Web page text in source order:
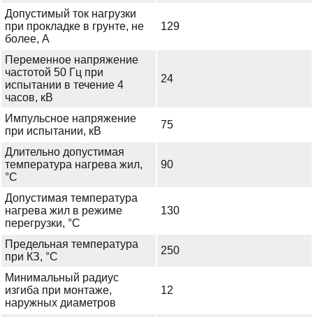
Допустимый ток нагрузки
при прокладке в грунте, не
более, А
129
Переменное напряжение
частотой 50 Гц при
испытании в течение 4
часов, кВ
24
Импульсное напряжение
при испытании, кВ
75
Длительно допустимая
температура нагрева жил,
°С
90
Допустимая температура
нагрева жил в режиме
перегрузки, °С
130
Предельная температура
при КЗ, °С
250
Минимальный радиус
изгиба при монтаже,
наружных диаметров
12